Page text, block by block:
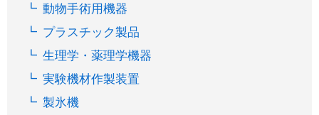
動物手術用機器
プラスチック製品
生理学・薬理学機器
実験機材作製装置
製氷機